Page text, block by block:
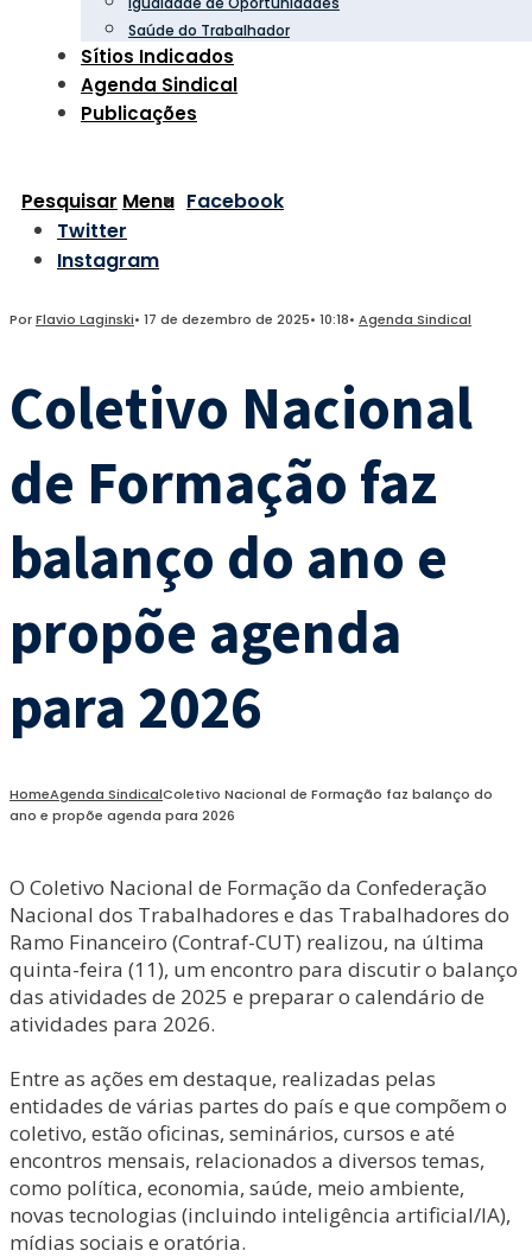
Saúde do Trabalhador
Sítios Indicados
Agenda Sindical
Publicações
Pesquisar Menu Facebook
Twitter
Instagram
PorFlavio Laginski• 17 de dezembro de 2025• 10:18• Agenda Sindical
Coletivo Nacional
de Formação faz
balanço do ano e
propõe agenda
para 2026
HomeAgenda SindicalColetivo Nacional de Formação faz balanço do
ano e propõe agenda para 2026
O Coletivo Nacional de Formação da Confederação
Nacional dos Trabalhadores e das Trabalhadores do
Ramo Financeiro (Contraf-CUT) realizou, na última
quinta-feira (11), um encontro para discutir o balanço
das atividades de 2025 e preparar o calendário de
atividades para 2026.
Entre as ações em destaque, realizadas pelas
entidades de várias partes do país e que compõem o
coletivo, estão oficinas, seminários, cursos e até
encontros mensais, relacionados a diversos temas,
como política, economia, saúde, meio ambiente,
novas tecnologias (incluindo inteligência artificial/IA),
mídias sociais e oratória.